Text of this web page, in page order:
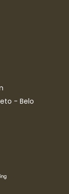
- Belo